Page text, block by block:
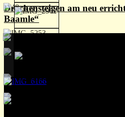
Drachensteigen am neu
Baamle“